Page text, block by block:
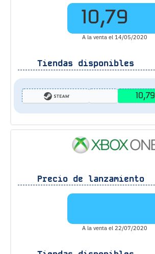
10,79
A la venta el 14/05/2020
Tiendas disponibles
10,79
Precio de lanzamiento
A la venta el 22/07/2020